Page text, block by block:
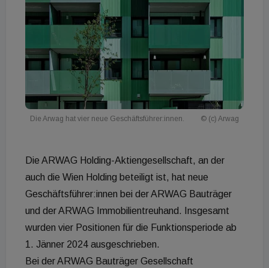
Die Arwag hat vier neue Geschäftsführer:innen. © (c) Arwag
Die ARWAG Holding-Aktiengesellschaft, an der
auch die Wien Holding beteiligt ist, hat neue
Geschäftsführer:innen bei der ARWAG Bauträger
und der ARWAG Immobilientreuhand. Insgesamt
wurden vier Positionen für die Funktionsperiode ab
1. Jänner 2024 ausgeschrieben.
Bei der ARWAG Bauträger Gesellschaft